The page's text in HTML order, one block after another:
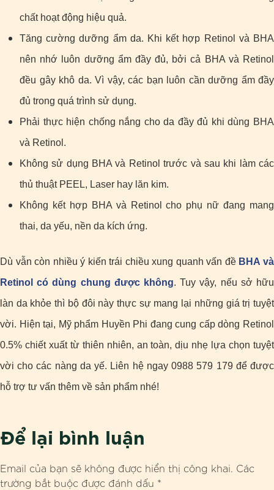
chất hoạt động hiệu quả.
Tăng cường dưỡng ẩm da. Khi kết hợp Retinol và BHA
nên nhớ luôn dưỡng ẩm đầy đủ, bởi cả BHA và Retinol
đều gây khô da. Vì vậy, các bạn luôn cần dưỡng ẩm đầy
đủ trong quá trình sử dụng.
Phải thực hiện chống nắng cho da đầy đủ khi dùng BHA
và Retinol.
Không sử dụng BHA và Retinol trước và sau khi làm các
thủ thuật PEEL, Laser hay lăn kim.
Không kết hợp BHA và Retinol cho phụ nữ đang mang
thai, da yếu, nền da kích ứng.
Dù vẫn còn nhiều ý kiến trái chiều xung quanh vấn đề BHA và
Retinol có dùng chung được không. Tuy vậy, nếu sở hữu
làn da khỏe thì bộ đôi này thực sự mang lại những giá trị tuyệt
vời. Hiện tại, Mỹ phẩm Huyền Phi đang cung cấp dòng Retinol
0.5% chiết xuất từ thiên nhiên, an toàn, dịu nhẹ lựa chọn tuyệt
vời cho các nàng da yế. Liên hệ ngay 0988 579 179 để được
hỗ trợ tư vấn thêm về sản phẩm nhé!
Để lại bình luận
Email của bạn sẽ không được hiển thị công khai. Các
trường bắt buộc được đánh dấu *